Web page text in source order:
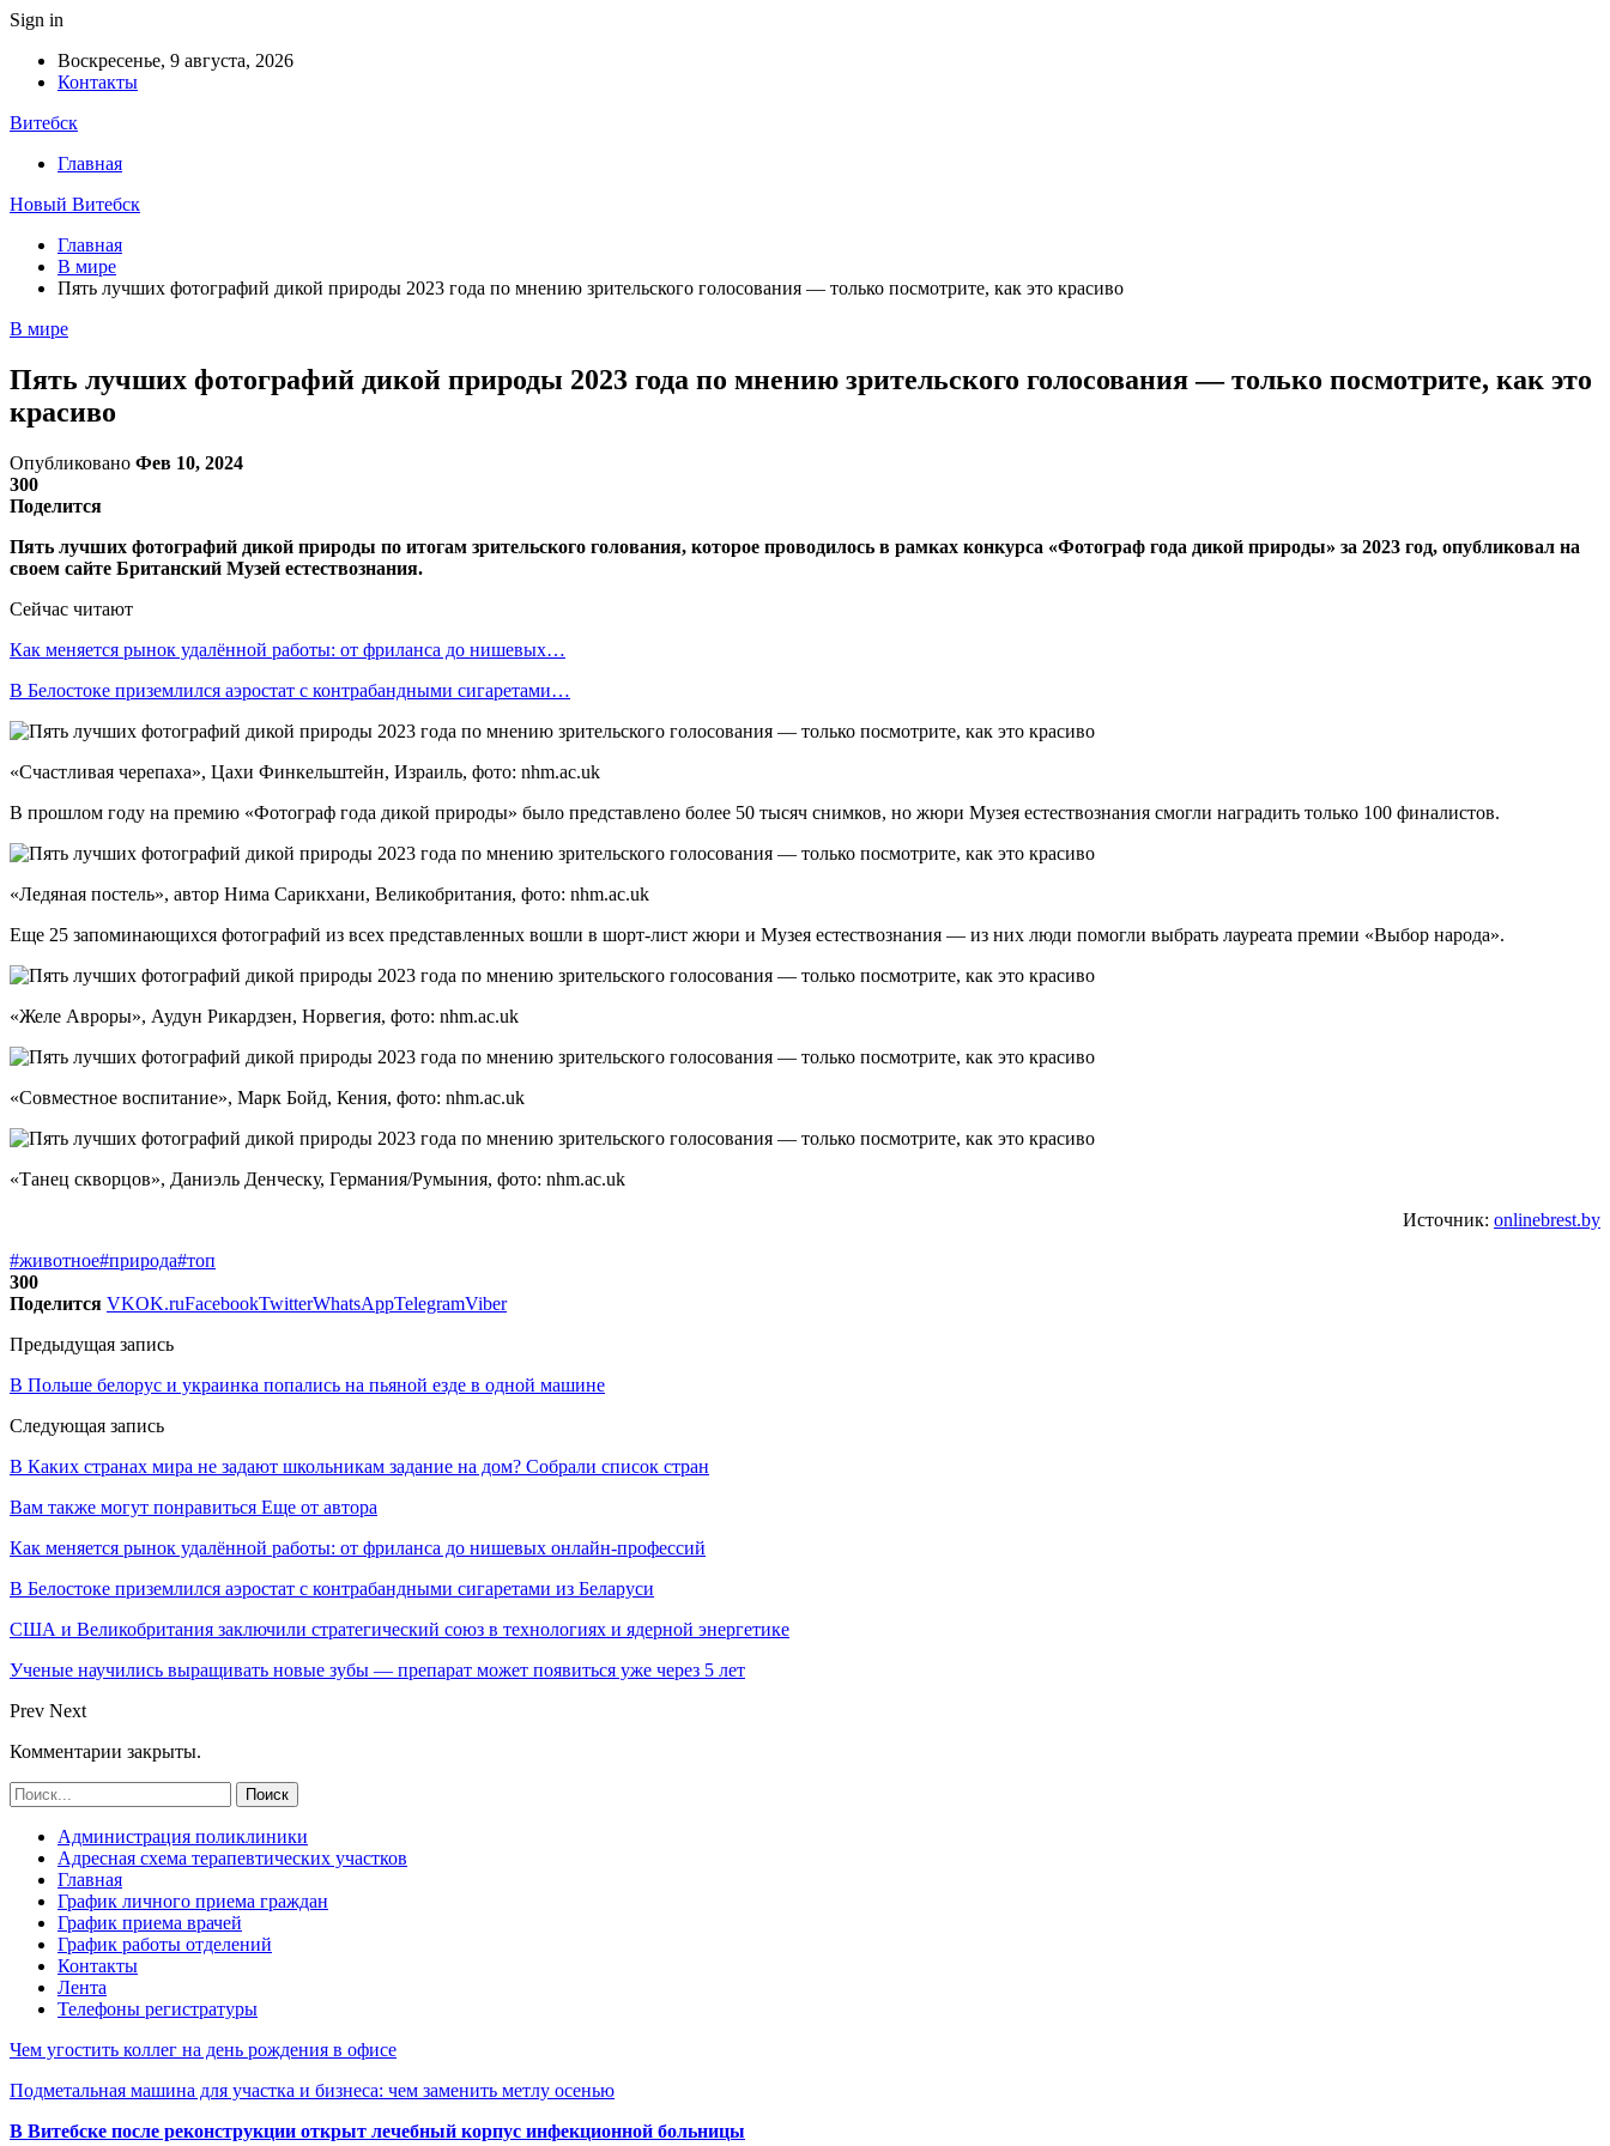
Sign in
Воскресенье, 9 августа, 2026
Контакты
Витебск
Главная
Новый Витебск
Главная
В мире
Пять лучших фотографий дикой природы 2023 года по мнению зрительского голосования — только посмотрите, как это красиво
В мире
Пять лучших фотографий дикой природы 2023 года по мнению зрительского голосования — только посмотрите, как это
красиво
Опубликовано Фев 10, 2024
300
Поделится
Пять лучших фотографий дикой природы по итогам зрительского голования, которое проводилось в рамках конкурса «Фотограф года дикой природы» за 2023 год, опубликовал на
своем сайте Британский Музей естествознания.
Сейчас читают
Как меняется рынок удалённой работы: от фриланса до нишевых…
В Белостоке приземлился аэростат с контрабандными сигаретами…
«Счастливая черепаха», Цахи Финкельштейн, Израиль, фото: nhm.ac.uk
В прошлом году на премию «Фотограф года дикой природы» было представлено более 50 тысяч снимков, но жюри Музея естествознания смогли наградить только 100 финалистов.
«Ледяная постель», автор Нима Сарикхани, Великобритания, фото: nhm.ac.uk
Еще 25 запоминающихся фотографий из всех представленных вошли в шорт-лист жюри и Музея естествознания — из них люди помогли выбрать лауреата премии «Выбор народа».
«Желе Авроры», Аудун Рикардзен, Норвегия, фото: nhm.ac.uk
«Совместное воспитание», Марк Бойд, Кения, фото: nhm.ac.uk
«Танец скворцов», Даниэль Денческу, Германия/Румыния, фото: nhm.ac.uk
Источник: onlinebrest.by
#животное#природа#топ
300
Поделится VKOK.ruFacebookTwitterWhatsAppTelegramViber
Предыдущая запись
В Польше белорус и украинка попались на пьяной езде в одной машине
Следующая запись
В Каких странах мира не задают школьникам задание на дом? Собрали список стран
Вам также могут понравиться Еще от автора
Как меняется рынок удалённой работы: от фриланса до нишевых онлайн-профессий
В Белостоке приземлился аэростат с контрабандными сигаретами из Беларуси
США и Великобритания заключили стратегический союз в технологиях и ядерной энергетике
Ученые научились выращивать новые зубы — препарат может появиться уже через 5 лет
Prev Next
Комментарии закрыты.
Администрация поликлиники
Адресная схема терапевтических участков
Главная
График личного приема граждан
График приема врачей
График работы отделений
Контакты
Лента
Телефоны регистратуры
Чем угостить коллег на день рождения в офисе
Подметальная машина для участка и бизнеса: чем заменить метлу осенью
В Витебске после реконструкции открыт лечебный корпус инфекционной больницы